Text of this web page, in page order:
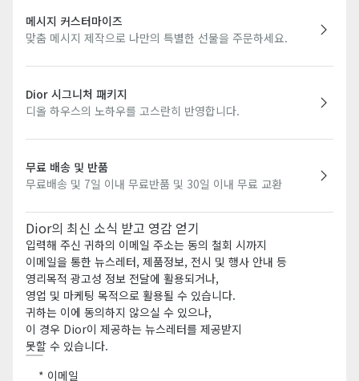
메시지 커스터마이즈
맞춤 메시지 제작으로 나만의 특별한 선물을 주문하세요.
Dior 시그니처 패키지
디올 하우스의 노하우를 고스란히 반영합니다.
무료 배송 및 반품
무료배송 및 7일 이내 무료반품 및 30일 이내 무료 교환
Dior의 최신 소식 받고 영감 얻기
입력해 주신 귀하의 이메일 주소는 동의 철회 시까지
이메일을 통한 뉴스레터, 제품정보, 전시 및 행사 안내 등
영리목적 광고성 정보 전달에 활용되거나,
영업 및 마케팅 목적으로 활용될 수 있습니다.
귀하는 이에 동의하지 않으실 수 있으나,
이 경우 Dior이 제공하는 뉴스레터를 제공받지
못할 수 있습니다.
이메일